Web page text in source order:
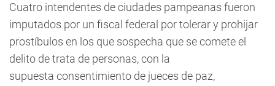
Cuatro intendentes de ciudades pampeanas fueron
imputados por un fiscal federal por tolerar y prohijar
prostíbulos en los que sospecha que se comete el
delito de trata de personas, con la
supuesta consentimiento de jueces de paz,